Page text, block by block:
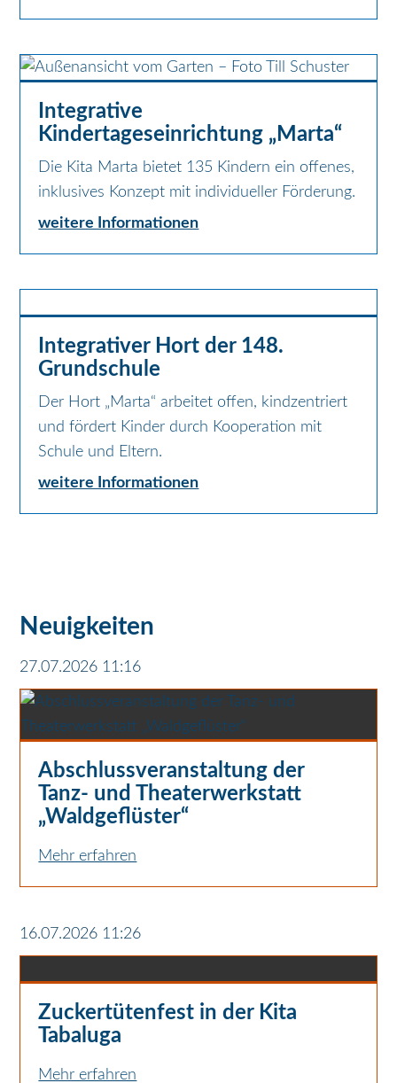
Integrative
Kindertageseinrichtung „Marta“
Die Kita Marta bietet 135 Kindern ein offenes,
inklusives Konzept mit individueller Förderung.
weitere Informationen
Integrativer Hort der 148.
Grundschule
Der Hort „Marta“ arbeitet offen, kindzentriert
und fördert Kinder durch Kooperation mit
Schule und Eltern.
weitere Informationen
Neuigkeiten
27.07.2026 11:16
Abschlussveranstaltung der
Tanz- und Theaterwerkstatt
„Waldgeflüster“
Mehr erfahren
16.07.2026 11:26
Zuckertütenfest in der Kita
Tabaluga
Mehr erfahren